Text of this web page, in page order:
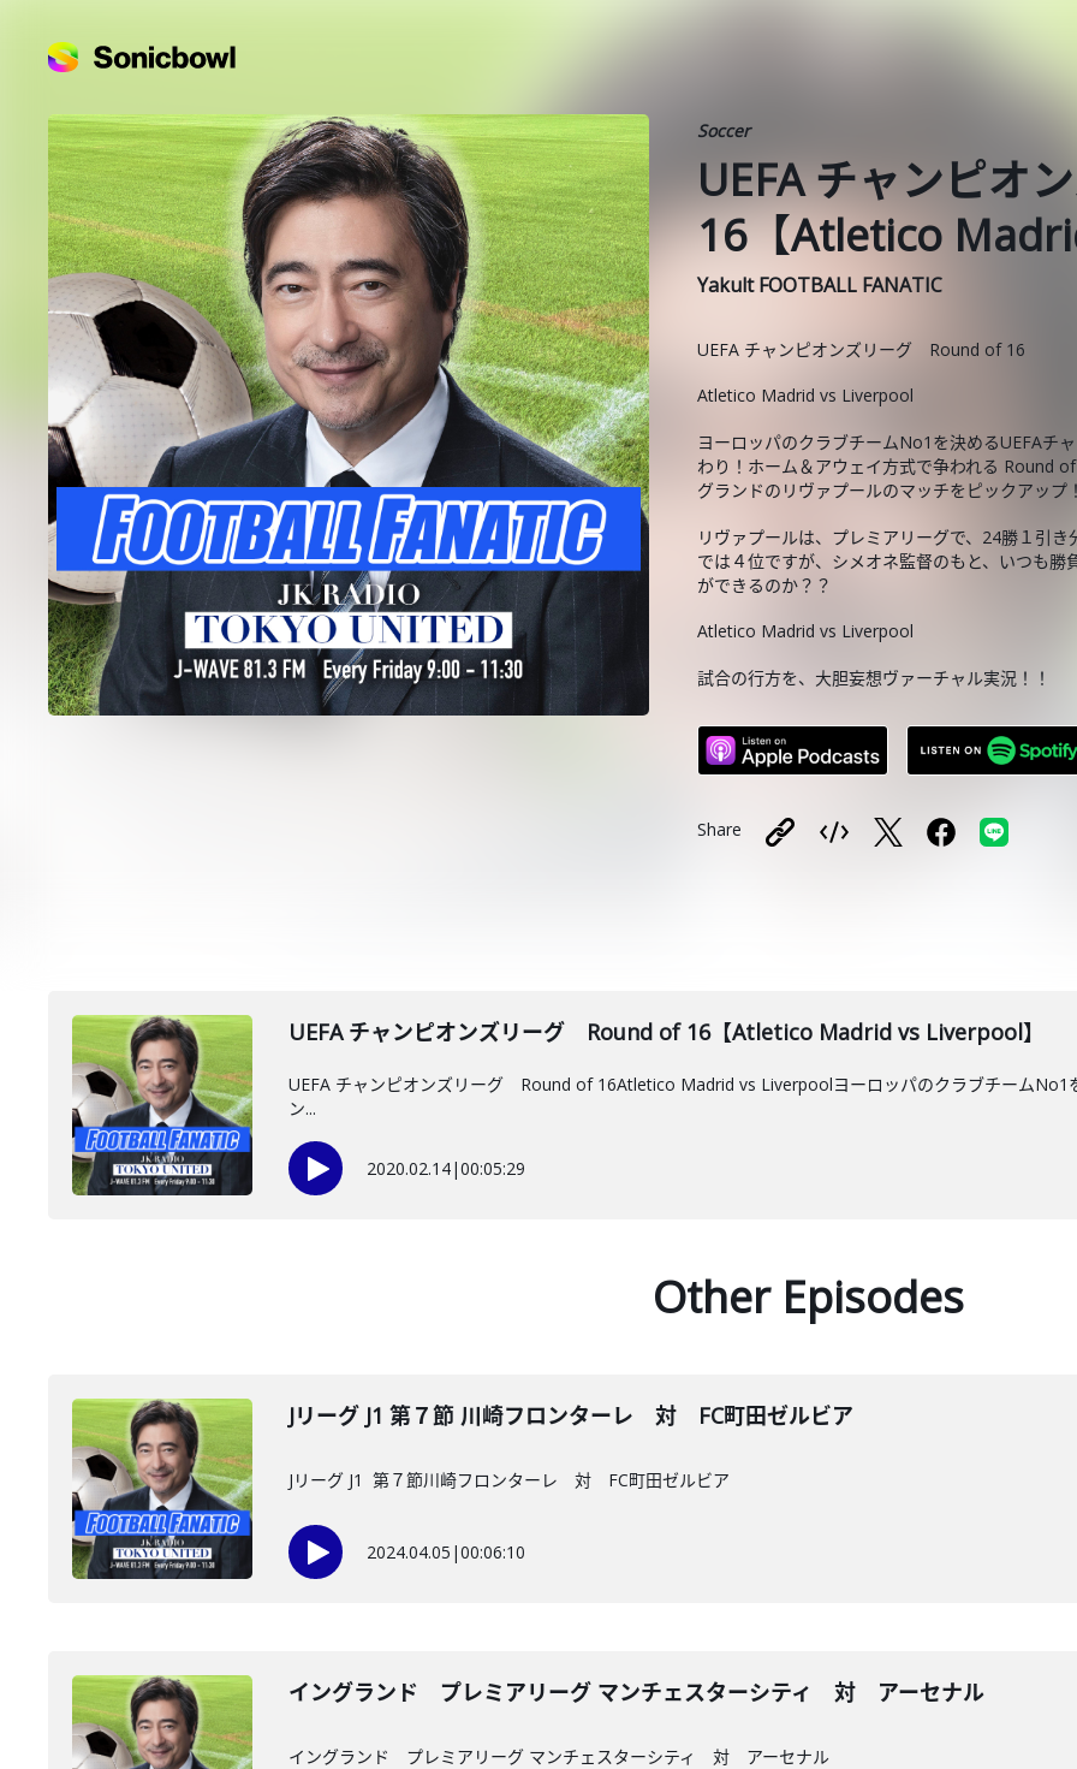
Soccer
UEFA チャンピオ
16【Atletico
Yakult FOOTBALL FANATIC
UEFA チャンピオンズリーグ Round of 16
Atletico Madrid vs Liverpool
ヨーロッパのクラブチームNo1を決めるUEFAチ
わり！ホーム＆アウェイ方式で争われる Round
グランドのリヴァプールのマッチをピックアップ
リヴァプールは、プレミアリーグで、24勝１引
では４位ですが、シメオネ監督のもと、いつも
ができるのか？？
Atletico Madrid vs Liverpool
試合の行方を、大胆妄想ヴァーチャル実況！！
Share
UEFA チャンピオンズリーグ Round of 16【Atletico Madrid vs Liverpool】
UEFA チャンピオンズリーグ Round of 16Atletico Madrid vs LiverpoolヨーロッパのクラブチームNo1
ン...
2020.02.14|00:05:29
Other Episodes
Jリーグ J1 第７節 川崎フロンターレ 対 FC町田ゼルビア
Jリーグ J1 第７節川崎フロンターレ 対 FC町田ゼルビア
2024.04.05 |00:06:10
イングランド プレミアリーグ マンチェスターシティ 対 アーセナル
イングランド プレミアリーグ マンチェスターシティ 対 アーセナル